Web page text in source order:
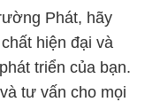
Phát, hãy
hiện đại và
triển của bạn.
tư vấn cho mọi